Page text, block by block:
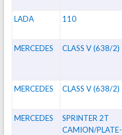
LADA 110
MERCEDES CLASS V (638/2)
MERCEDES CLASS V (638/2)
MERCEDES
SPRINTER 2T
CAMION/PLATE-